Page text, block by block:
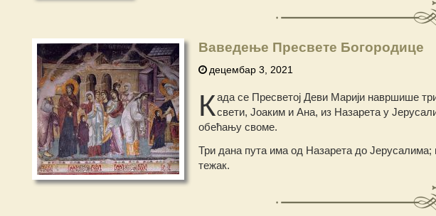
Ваведење Пресвете Богородице
децембар 3, 2021
Када се Пресветој Деви Марији навршише
свети, Јоаким и Ана, из Назарета у
обећању своме.
Три дана пута има од Назарета до Јерусалима;
тежак.